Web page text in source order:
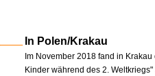
In Polen/Krakau
Im November 2018 fand in
Kinder während des 2. Weltkriegs"